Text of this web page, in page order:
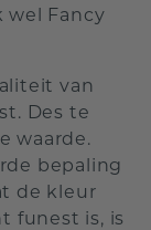
wel Fancy
van
Des te
waarde.
bepaling
de kleur
funest is, is